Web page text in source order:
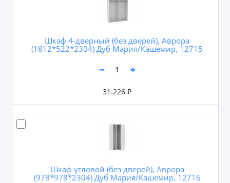
Шкаф 4-дверный (без дверей), Аврора
(1812*522*2304) Дуб Мария/Кашемир, 12715
31.226 ₽
Шкаф угловой (без дверей), Аврора
(978*978*2304) Дуб Мария/Кашемир, 12716